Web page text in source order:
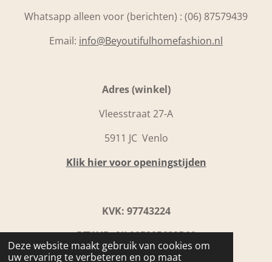
Deze website maakt gebruik van cookies om
uw ervaring te verbeteren en op maat
Whatsapp alleen voor (berichten) : (06) 87579439
Email: info@Beyoutifulhomefashion.nl
Adres (winkel)
Vleesstraat 27-A
5911 JC Venlo
Klik hier voor openingstijden
KVK: 97743224
BTW ID: NL005285688B09